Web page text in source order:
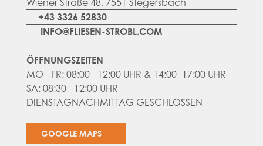
+43 3326 52830
INFO@FLIESEN-STROBL.COM
ÖFFNUNGSZEITEN
MO - FR: 08:00 - 12:00 UHR & 14:00 -17:00 UHR
SA: 08:30 - 12:00 UHR
DIENSTAGNACHMITTAG GESCHLOSSEN
GOOGLE MAPS